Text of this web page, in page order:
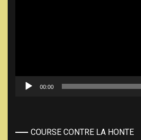
00:00
COURSE CONTRE LA HONTE